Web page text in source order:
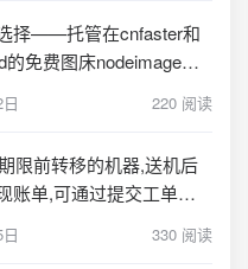
择——托管在cnfaster和
的免费图床nodeimage发
220 阅读
限前转移的机器,送机后
账单,可通过提交工单转
330 阅读